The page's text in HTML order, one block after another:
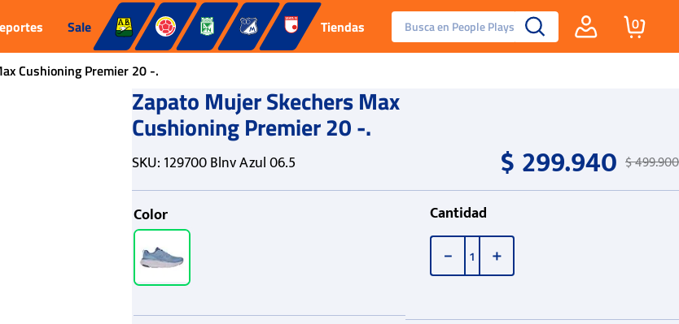
Sale Tiendas Busca en People Plays
Reebok Fashion
0
Cushioning Premier 20 -.
Zapato Mujer Skechers Max
Cushioning Premier 20 -.
SKU: 129700 Blnv Azul 06.5 $299.940 $499.900
Color Cantidad
＋
－